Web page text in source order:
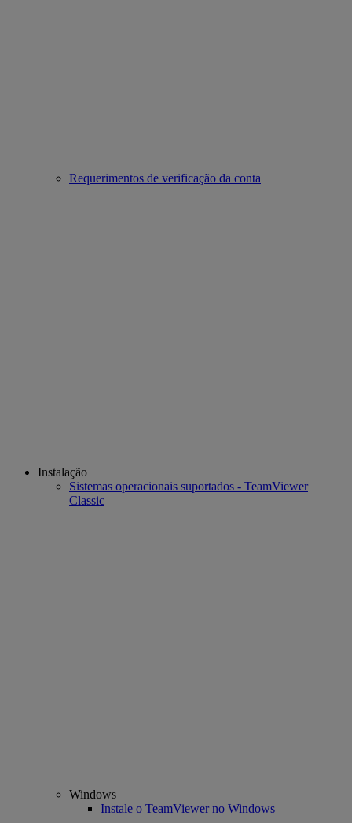
Requerimentos de verificação da conta
Instalação
Sistemas operacionais suportados - TeamViewer
Classic
Windows
Instale o TeamViewer no Windows